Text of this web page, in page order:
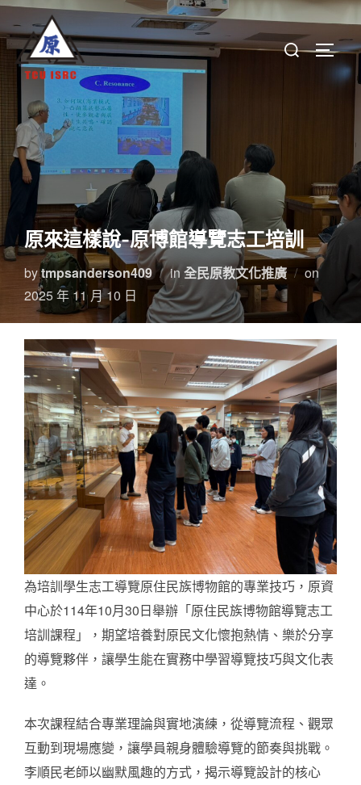
Skip
to
content
Search
原來這樣說-原博館導覽志工培訓
bytmpsanderson409 in全民原教文化推廣 onPosted
on
2025 年 11 月 10 日
為培訓學生志工導覽原住民族博物館的專業技巧，原資
中心於114年10月30日舉辦「原住民族博物館導覽志工
培訓課程」，期望培養對原民文化懷抱熱情、樂於分享
的導覽夥伴，讓學生能在實務中學習導覽技巧與文化表
達。
本次課程結合專業理論與實地演練，從導覽流程、觀眾
互動到現場應變，讓學員親身體驗導覽的節奏與挑戰。
李順民老師以幽默風趣的方式，揭示導覽設計的核心